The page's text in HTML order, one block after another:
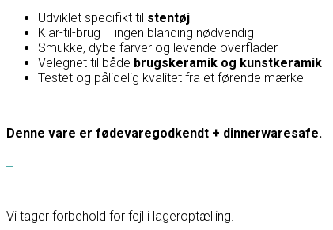
Udviklet specifikt til stentøj
Klar-til-brug – ingen blanding nødvendig
Smukke, dybe farver og levende overflader
Velegnet til både brugskeramik og kunstkeramik
Testet og pålidelig kvalitet fra et førende mærke
Denne vare er fødevaregodkendt + dinnerwaresafe.
Vi tager forbehold for fejl i lageroptælling.